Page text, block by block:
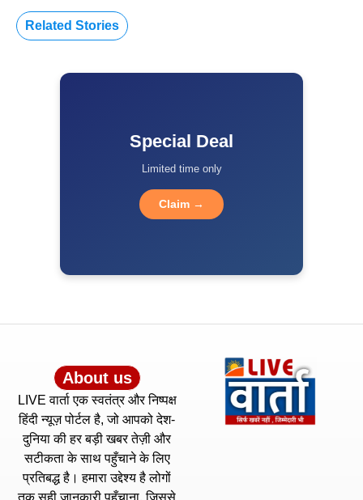
Related Stories
Special Deal
Limited time only
Claim →
About us
LIVE वार्ता एक स्वतंत्र और निष्पक्ष
हिंदी न्यूज़ पोर्टल है, जो आपको देश-
दुनिया की हर बड़ी खबर तेज़ी और
सटीकता के साथ पहुँचाने के लिए
प्रतिबद्ध है। हमारा उद्देश्य है लोगों
तक सही जानकारी पहुँचाना, जिससे